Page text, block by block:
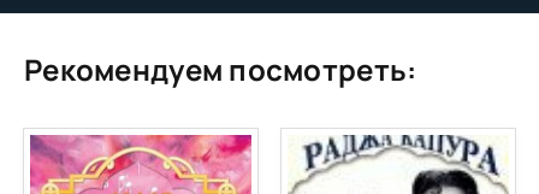
Рекомендуем посмотреть: